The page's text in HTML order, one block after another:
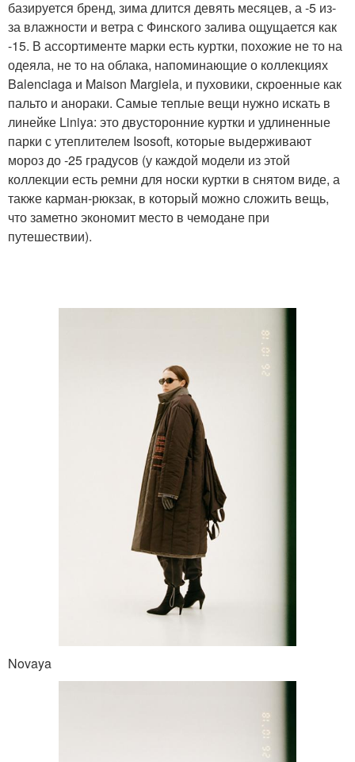
базируется бренд, зима длится девять месяцев, а -5 из-
за влажности и ветра с Финского залива ощущается как
-15. В ассортименте марки есть куртки, похожие не то на
одеяла, не то на облака, напоминающие о коллекциях
Balenciaga и Maison Margiela, и пуховики, скроенные как
пальто и анораки. Самые теплые вещи нужно искать в
линейке Liniya: это двусторонние куртки и удлиненные
парки с утеплителем Isosoft, которые выдерживают
мороз до -25 градусов (у каждой модели из этой
коллекции есть ремни для носки куртки в снятом виде, а
также карман-рюкзак, в который можно сложить вещь,
что заметно экономит место в чемодане при
путешествии).
Novaya